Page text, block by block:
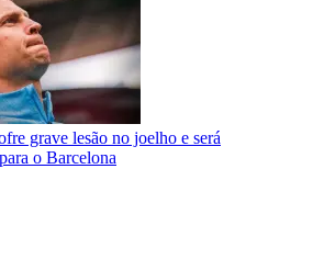
grave lesão no joelho e será
o Barcelona